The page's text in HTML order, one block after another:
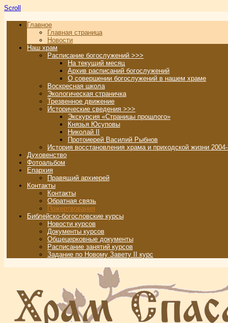
Scroll
Главное
Главная страница
Новости
Наш храм
Расписание богослужений >>>
На текущий месяц
Архив расписаний богослужений
О совершении богослужений в нашем храме
Воскресная школа
Экологическая страничка
Трезвенное движение
Исторические сведения >>>
Экскурсия «Страницы прошлого»
Князья Юсуповы
Николай II
Протоиерей Василий Рыбнов
История восстановления храма и приходской жизни
Духовенство
Фотоальбом
Епархия
Правящий архиерей
Контакты
Контакты
Обратная связь
Пожертвования
Библейско-богословские курсы
Новости курсов
Документы курсов
Общецерковные документы
Расписание занятий курсов
Задание по Новому Завету II курс